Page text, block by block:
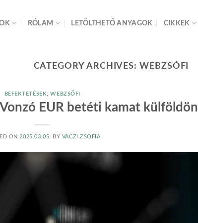
RÓLAM LETÖLTHETŐ ANYAGOK CIKKEK
CATEGORY ARCHIVES:WEBZSÓFI
BEFEKTETÉSEK ,WEBZSÓFI
EUR betéti kamat külföldön
ON 2025.03.05. BY VACZI ZSOFIA